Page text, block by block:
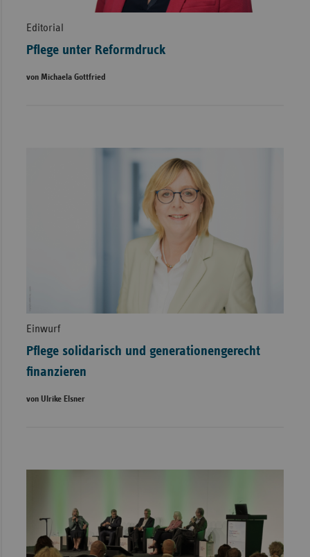
Editorial
Pflege unter Reformdruck
von Michaela Gottfried
Einwurf
Pflege solidarisch und generationengerecht
finanzieren
von Ulrike Elsner